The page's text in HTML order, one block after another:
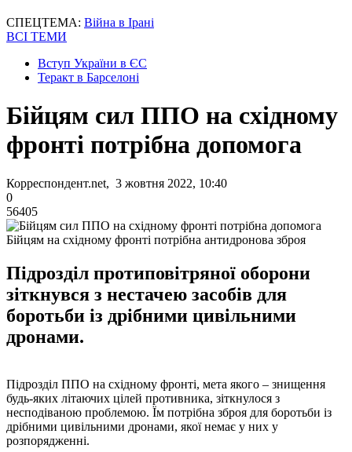
СПЕЦТЕМА: Війна в Ірані
ВСІ ТЕМИ
Вступ України в ЄС
Теракт в Барселоні
Бійцям сил ППО на східному
фронті потрібна допомога
Корреспондент.net, 3 жовтня 2022, 10:40
0
56405
Бійцям на східному фронті потрібна антидронова зброя
Підрозділ протиповітряної оборони
зіткнувся з нестачею засобів для
боротьби із дрібними цивільними
дронами.
Підрозділ ППО на східному фронті, мета якого – знищення
будь-яких літаючих цілей противника, зіткнулося з
несподіваною проблемою. Їм потрібна зброя для боротьби із
дрібними цивільними дронами, якої немає у них у
розпорядженні.